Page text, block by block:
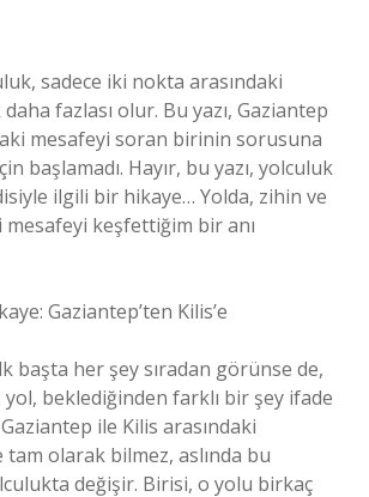
sadece iki nokta arasındaki
fazlası olur. Bu yazı, Gaziantep
mesafeyi soran birinin sorusuna
başlamadı. Hayır, bu yazı, yolculuk
ilgili bir hikaye… Yolda, zihin ve
mesafeyi keşfettiğim bir anı
Gaziantep’ten Kilis’e
başta her şey sıradan görünse de,
beklediğinden farklı bir şey ifade
ile Kilis arasındaki
tam olarak bilmez, aslında bu
değişir. Birisi, o yolu birkaç